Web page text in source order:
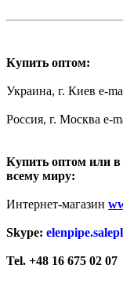
Купить оптом:
Украина, г. Киев e-
Россия, г. Москва e-
Купить оптом или в
всему миру:
Интернет-магазин
Skype: elenpipe.salepl
Tel. +48 16 675 02 07